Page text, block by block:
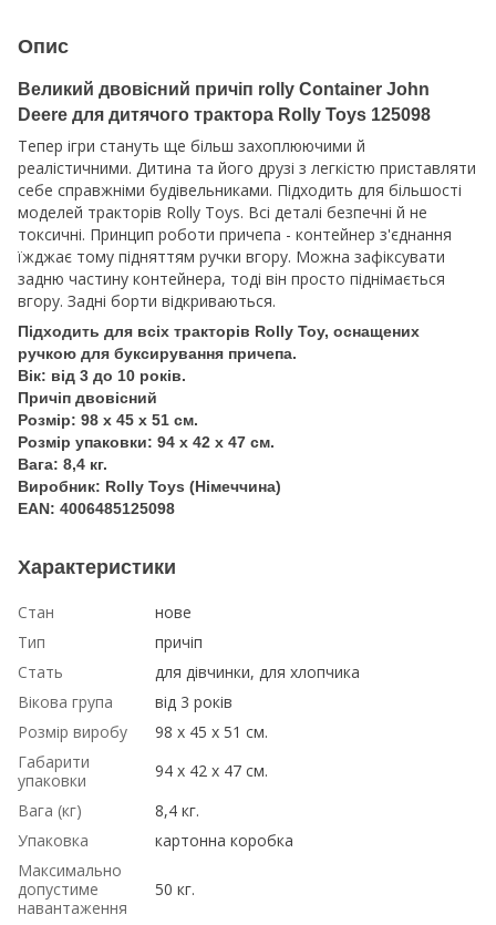
Опис
Великий двовісний причіп rolly Container John
Deere для дитячого трактора Rolly Toys 125098
Тепер ігри стануть ще більш захоплюючими й
реалістичними. Дитина та його друзі з легкістю приставляти
себе справжніми будівельниками. Підходить для більшості
моделей тракторів Rolly Toys. Всі деталі безпечні й не
токсичні. Принцип роботи причепа - контейнер з'єднання
їжджає тому підняттям ручки вгору. Можна зафіксувати
задню частину контейнера, тоді він просто піднімається
вгору. Задні борти відкриваються.
Підходить для всіх тракторів Rolly Toy, оснащених
ручкою для буксирування причепа.
Вік: від 3 до 10 років.
Причіп двовісний
Розмір: 98 x 45 x 51 см.
Розмір упаковки: 94 х 42 х 47 см.
Вага: 8,4 кг.
Виробник: Rolly Toys (Німеччина)
EAN: 4006485125098
Характеристики
Стан
нове
Тип
причіп
Стать
для дівчинки, для хлопчика
Вікова група
від 3 років
Розмір виробу
98 x 45 x 51 см.
Габарити
упаковки
94 х 42 х 47 см.
Вага (кг)
8,4 кг.
Упаковка
картонна коробка
Максимально
допустиме
навантаження
50 кг.